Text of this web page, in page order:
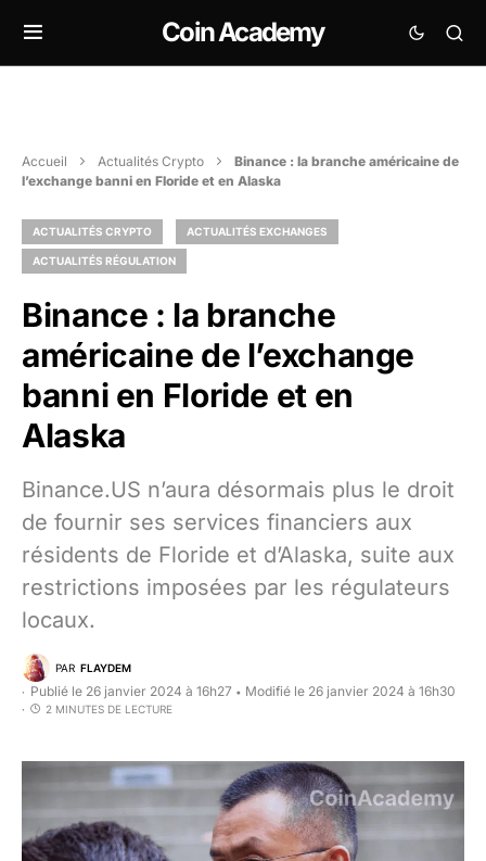
Coin Academy
Accueil Actualités Crypto
Binance : la branche américaine de
l’exchange banni en Floride et en Alaska
ACTUALITÉS CRYPTO ACTUALITÉS EXCHANGES
ACTUALITÉS RÉGULATION
Binance : la branche
américaine de l’exchange
banni en Floride et en
Alaska
Binance.US n’aura désormais plus le droit
de fournir ses services financiers aux
résidents de Floride et d’Alaska, suite aux
restrictions imposées par les régulateurs
locaux.
PAR FLAYDEM
Publié le 26 janvier 2024 à 16h27 • Modifié le 26 janvier 2024 à 16h30
2 MINUTES DE LECTURE